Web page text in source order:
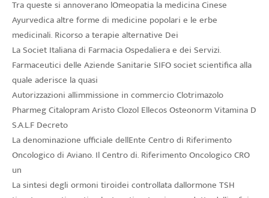
Tra queste si annoverano lOmeopatia la medicina Cinese
Ayurvedica altre forme di medicine popolari e le erbe
medicinali. Ricorso a terapie alternative Dei
La Societ Italiana di Farmacia Ospedaliera e dei Servizi.
Farmaceutici delle Aziende Sanitarie SIFO societ scientifica alla
quale aderisce la quasi
Autorizzazioni allimmissione in commercio Clotrimazolo
Pharmeg Citalopram Aristo Clozol Ellecos Osteonorm Vitamina D
S.A.L.F Decreto
La denominazione ufficiale dellEnte Centro di Riferimento
Oncologico di Aviano. Il Centro di. Riferimento Oncologico CRO
un
La sintesi degli ormoni tiroidei controllata dallormone TSH